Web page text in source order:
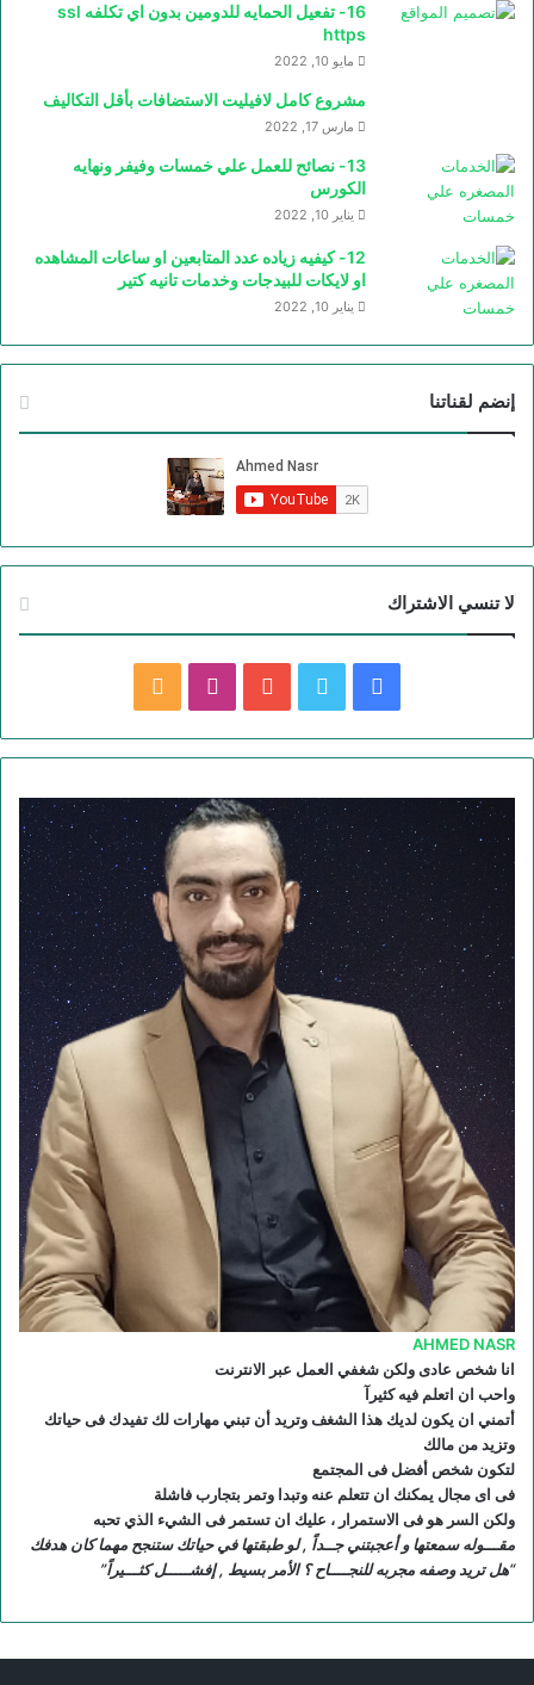
16- تفعيل الحمايه للدومين بدون اي تكلفه ssl
https
مايو 10, 2022
مشروع كامل لافيليت الاستضافات بأقل التكاليف
مارس 17, 2022
13- نصائح للعمل علي خمسات وفيفر ونهايه
الكورس
يناير 10, 2022
12- كيفيه زياده عدد المتابعين او ساعات المشاهده
او لايكات للبيدجات وخدمات تانيه كتير
يناير 10, 2022
إنضم لقناتنا
لا تنسي الاشتراك
ي
و
ك
و
ت
ر
و
ي
و
ب
ن
ت
ق
ر
ا
م
ل
ص
ا
ل
م
و
ق
AHMED NASR
انا شخص عادى ولكن شغفي العمل عبر الانترنت
واحب ان اتعلم فيه كثيرآ
أتمني ان يكون لديك هذا الشغف وتريد أن تبني مهارات لك تفيدك فى حياتك
وتزيد من مالك
لتكون شخص أفضل فى المجتمع
فى اى مجال يمكنك ان تتعلم عنه وتبدا وتمر بتجارب فاشلة
ولكن السر هو فى الاستمرار ، عليك ان تستمر فى الشيء الذي تحبه
مقـــوله سمعتها و أعجبتني جــداً , لو طبقتها في حياتك ستنجح مهما كان هدفك
“هل تريد وصفه مجربه للنجــــاح ؟ الأمر بسيط , إفشـــــل كثـــيراً”